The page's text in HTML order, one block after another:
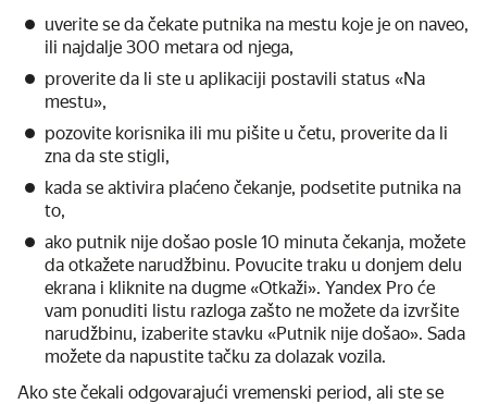
uverite se da čekate putnika na mestu koje je on naveo,
ili najdalje 300 metara od njega,
proverite da li ste u aplikaciji postavili status «Na
mestu»,
pozovite korisnika ili mu pišite u četu, proverite da li
zna da ste stigli,
kada se aktivira plaćeno čekanje, podsetite putnika na
to,
ako putnik nije došao posle 10 minuta čekanja, možete
da otkažete narudžbinu. Povucite traku u donjem delu
ekrana i kliknite na dugme «Otkaži». Yandex Pro će
vam ponuditi listu razloga zašto ne možete da izvršite
narudžbinu, izaberite stavku «Putnik nije došao». Sada
možete da napustite tačku za dolazak vozila.
Ako ste čekali odgovarajući vremenski period, ali ste se